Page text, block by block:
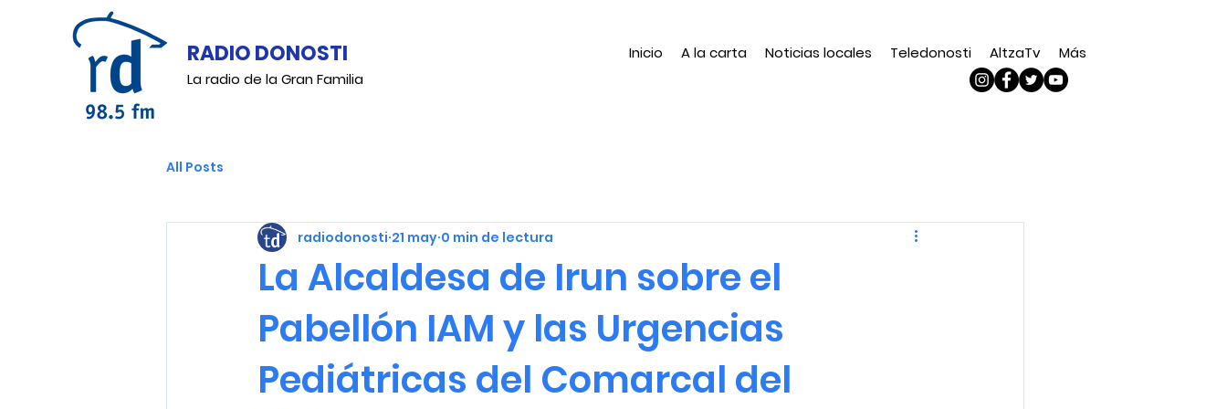
RADIO DONOSTI
La radio de la Gran Familia
Inicio A la carta Noticias locales Teledonosti AltzaTv Más
All Posts
La Alcaldesa de Irun sobre el
Pabellón IAM y las Urgencias
Pediátricas del Comarcal del
radiodonosti 21 may 0 min de lectura